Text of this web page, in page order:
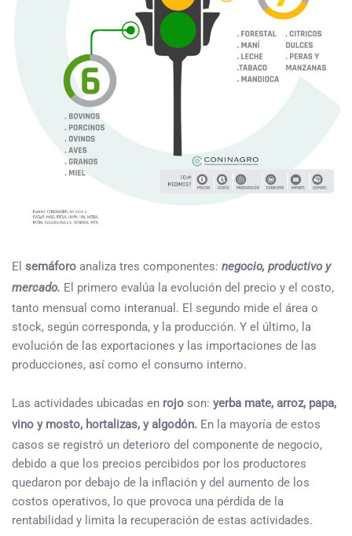
El semáforo analiza tres componentes: negocio, productivo y
mercado. El primero evalúa la evolución del precio y el costo,
tanto mensual como interanual. El segundo mide el área o
stock, según corresponda, y la producción. Y el último, la
evolución de las exportaciones y las importaciones de las
producciones, así como el consumo interno.
Las actividades ubicadas en rojo son: yerba mate, arroz, papa,
vino y mosto, hortalizas, y algodón. En la mayoría de estos
casos se registró un deterioro del componente de negocio,
debido a que los precios percibidos por los productores
quedaron por debajo de la inflación y del aumento de los
costos operativos, lo que provoca una pérdida de la
rentabilidad y limita la recuperación de estas actividades.